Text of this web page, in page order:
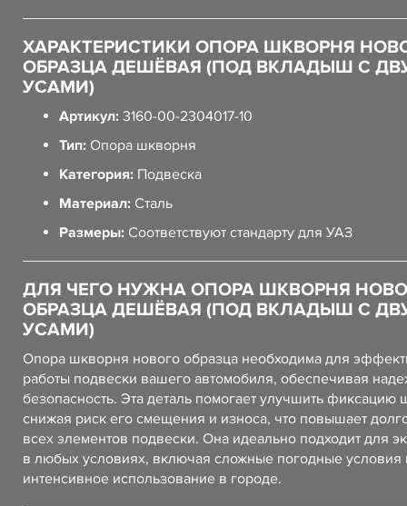
ХАРАКТЕРИСТИКИ ОПОРА ШКВОРНЯ
ОБРАЗЦА ДЕШЁВАЯ (ПОД ВКЛАДЫШ С
УСАМИ)
Артикул: 3160-00-2304017-10
Тип: Опора шкворня
Категория: Подвеска
Материал: Сталь
Размеры: Соответствуют стандарту для УАЗ
ДЛЯ ЧЕГО НУЖНА ОПОРА ШКВОРНЯ
ОБРАЗЦА ДЕШЁВАЯ (ПОД ВКЛАДЫШ С
УСАМИ)
Опора шкворня нового образца необходима для
работы подвески вашего автомобиля, обеспечивая
безопасность. Эта деталь помогает улучшить фиксацию
снижая риск его смещения и износа, что повышает
всех элементов подвески. Она идеально подходит для
в любых условиях, включая сложные погодные условия
интенсивное использование в городе.